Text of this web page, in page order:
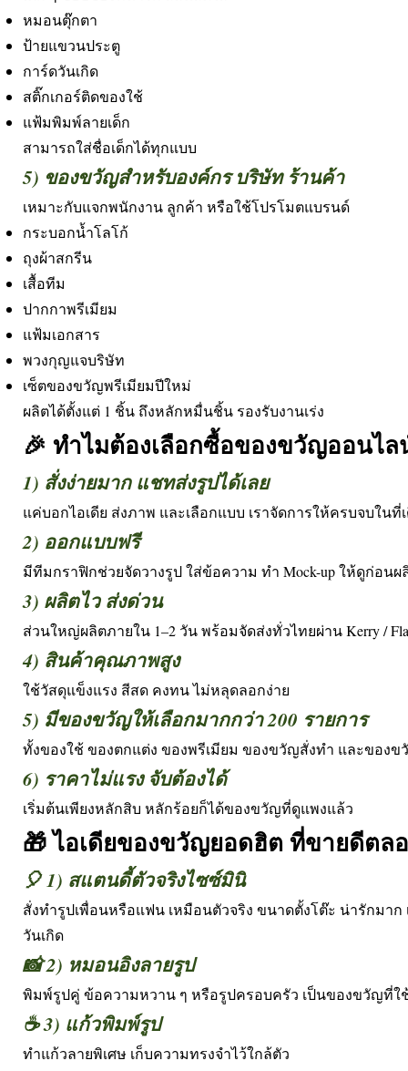
หมอนตุ๊กตา
ป้ายแขวนประตู
การ์ดวันเกิด
สติ๊กเกอร์ติดของใช้
แฟ้มพิมพ์ลายเด็ก
สามารถใส่ชื่อเด็กได้ทุกแบบ
5) ของขวัญสำหรับองค์กร บริษัท ร้านค้า
เหมาะกับแจกพนักงาน ลูกค้า หรือใช้โปรโมตแบรนด์
กระบอกน้ำโลโก้
ถุงผ้าสกรีน
เสื้อทีม
ปากกาพรีเมียม
แฟ้มเอกสาร
พวงกุญแจบริษัท
เซ็ตของขวัญพรีเมียมปีใหม่
ผลิตได้ตั้งแต่ 1 ชิ้น ถึงหลักหมื่นชิ้น รองรับงานเร่ง
🎉 ทำไมต้องเลือกซื้อของขวัญออนไล
1) สั่งง่ายมาก แชทส่งรูปได้เลย
แค่บอกไอเดีย ส่งภาพ และเลือกแบบ เราจัดการให้ครบจบในที่
2) ออกแบบฟรี
มีทีมกราฟิกช่วยจัดวางรูป ใส่ข้อความ ทำ Mock-up ให้ดูก่อนผ
3) ผลิตไว ส่งด่วน
ส่วนใหญ่ผลิตภายใน 1–2 วัน พร้อมจัดส่งทั่วไทยผ่าน Kerry /
4) สินค้าคุณภาพสูง
ใช้วัสดุแข็งแรง สีสด คงทน ไม่หลุดลอกง่าย
5) มีของขวัญให้เลือกมากกว่า 200 รายการ
ทั้งของใช้ ของตกแต่ง ของพรีเมียม ของขวัญสั่งทำ และของ
6) ราคาไม่แรง จับต้องได้
เริ่มต้นเพียงหลักสิบ หลักร้อยก็ได้ของขวัญที่ดูแพงแล้ว
🎁 ไอเดียของขวัญยอดฮิต ที่ขายดีตล
🎈 1) สแตนดี้ตัวจริงไซซ์มินิ
สั่งทำรูปเพื่อนหรือแฟน เหมือนตัวจริง ขนาดตั้งโต๊ะ น่ารักมาก
วันเกิด
📸 2) หมอนอิงลายรูป
พิมพ์รูปคู่ ข้อความหวาน ๆ หรือรูปครอบครัว เป็นของขวัญที่ใ
☕ 3) แก้วพิมพ์รูป
ทำแก้วลายพิเศษ เก็บความทรงจำไว้ใกล้ตัว